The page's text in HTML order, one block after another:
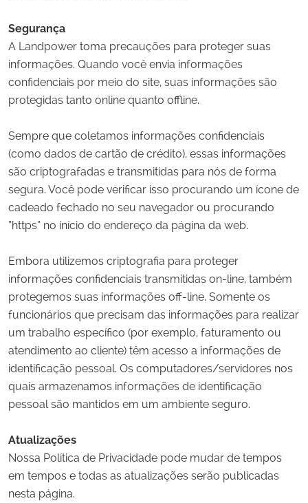
Segurança
A Landpower toma precauções para proteger suas
informações. Quando você envia informações
confidenciais por meio do site, suas informações são
protegidas tanto online quanto offline.
Sempre que coletamos informações confidenciais
(como dados de cartão de crédito), essas informações
são criptografadas e transmitidas para nós de forma
segura. Você pode verificar isso procurando um ícone de
cadeado fechado no seu navegador ou procurando
“https” no início do endereço da página da web.
Embora utilizemos criptografia para proteger
informações confidenciais transmitidas on-line, também
protegemos suas informações off-line. Somente os
funcionários que precisam das informações para realizar
um trabalho específico (por exemplo, faturamento ou
atendimento ao cliente) têm acesso a informações de
identificação pessoal. Os computadores/servidores nos
quais armazenamos informações de identificação
pessoal são mantidos em um ambiente seguro.
Atualizações
Nossa Política de Privacidade pode mudar de tempos
em tempos e todas as atualizações serão publicadas
nesta página.